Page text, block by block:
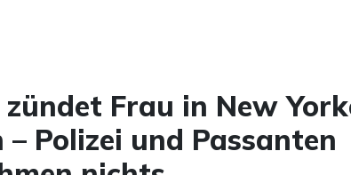
Frau in New
– Polizei und Passanten